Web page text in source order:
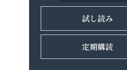
試し読み
定期購読